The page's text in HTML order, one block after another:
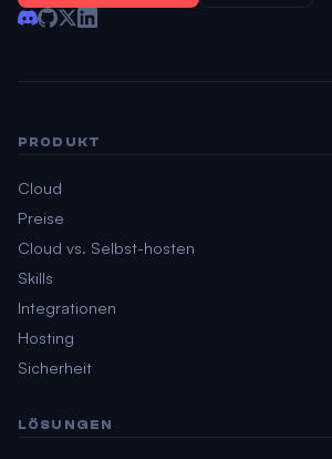
PRODUKT
Cloud
Preise
Cloud vs. Selbst-hosten
Skills
Integrationen
Hosting
Sicherheit
LÖSUNGEN